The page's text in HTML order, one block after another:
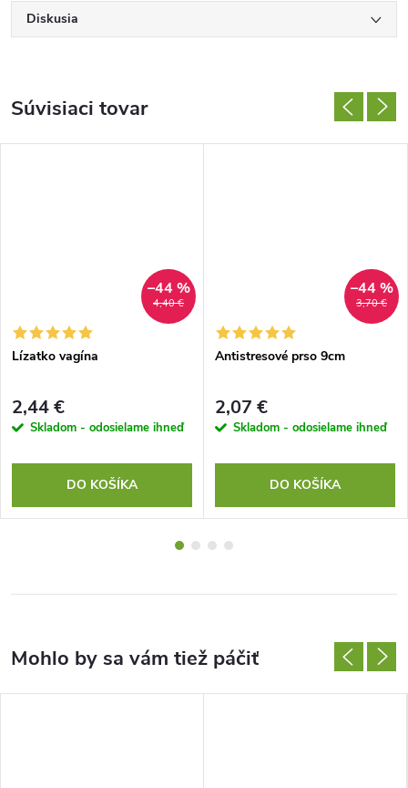
Diskusia
Súvisiaci tovar
4,40 €
–44 %
Lízatko vagína
2,44 €
Skladom - odosielame ihneď
DO KOŠÍKA
3,70 €
–44 %
Antistresové prso 9cm
2,07 €
Skladom - odosielame ihneď
DO KOŠÍKA